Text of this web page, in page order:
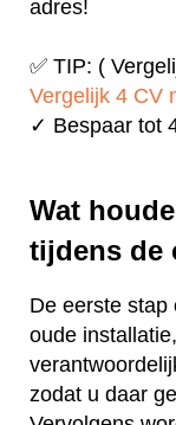
adres!
✅ TIP: (
Vergelijk 4 CV
✓ Bespaar tot
Wat
tijdens de
De eerste stap
oude
zodat u daar